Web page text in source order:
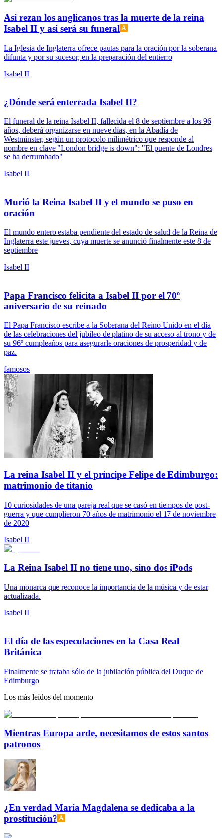
Así rezan los anglicanos tras la muerte de la reina
Isabel II y así será su funeral
La Iglesia de Inglaterra ofrece pautas para la oración por la soberana
difunta y por su sucesor, en la preparación del entierro
Isabel II
¿Dónde será enterrada Isabel II?
El funeral de la reina Isabel II, fallecida el 8 de septiembre a los 96
años, deberá organizarse en nueve días, en la Abadía de
Westminster, según un protocolo milimétrico que responde al
nombre en clave "London bridge is down": "El puente de Londres
se ha derrumbado"
Isabel II
Murió la Reina Isabel II y el mundo se puso en
oración
El mundo entero estaba pendiente del estado de salud de la Reina de
Inglaterra este jueves, cuya muerte se anunció finalmente este 8 de
septiembre
Isabel II
Papa Francisco felicita a Isabel II por el 70º
aniversario de su reinado
El Papa Francisco escribe a la Soberana del Reino Unido en el día
de las celebraciones del jubileo de platino de su acceso al trono y de
su 96º cumpleaños para asegurarle oraciones de prosperidad y de
paz.
famosos
La reina Isabel II y el príncipe Felipe de Edimburgo:
matrimonio de titanio
10 curiosidades de una pareja real que se casó en tiempos de post-
guerra y que cumplieron 70 años de matrimonio el 17 de noviembre
de 2020
Isabel II
La Reina Isabel II no tiene uno, sino dos iPods
Una monarca que reconoce la importancia de la música y de estar
actualizada.
Isabel II
El día de las especulaciones en la Casa Real
Británica
Finalmente se trataba sólo de la jubilación pública del Duque de
Edimburgo
Los más leídos del momento
Mientras Europa arde, necesitamos de estos santos
patronos
¿En verdad María Magdalena se dedicaba a la
prostitución?